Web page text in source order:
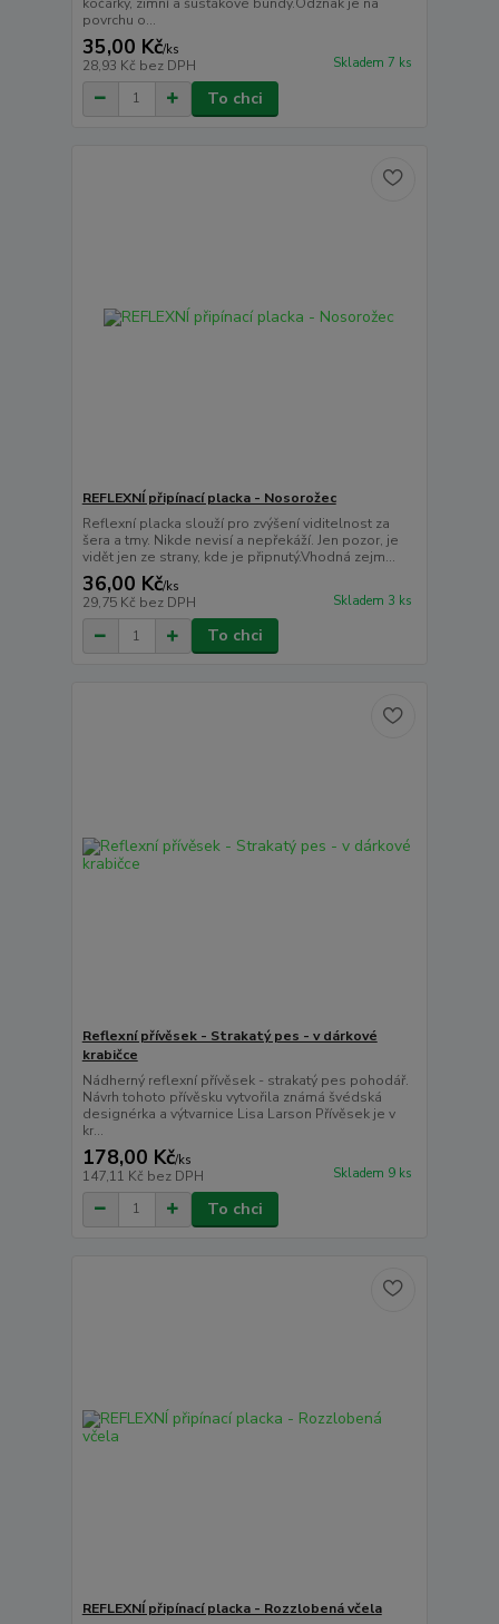
povrchu o...
35,00 Kč/ks
28,93 Kč bez DPH Skladem 7 ks
To chci
REFLEXNÍ připínací placka - Nosorožec
Reflexní placka slouží pro zvýšení viditelnost za
šera a tmy. Nikde nevisí a nepřekáží. Jen pozor, je
vidět jen ze strany, kde je připnutý.Vhodná zejm...
36,00 Kč/ks
29,75 Kč bez DPH Skladem 3 ks
To chci
Reflexní přívěsek - Strakatý pes - v dárkové
krabičce
Nádherný reflexní přívěsek - strakatý pes pohodář.
Návrh tohoto přívěsku vytvořila známá švédská
designérka a výtvarnice Lisa Larson Přívěsek je v
kr...
178,00 Kč/ks
147,11 Kč bez DPH Skladem 9 ks
To chci
REFLEXNÍ připínací placka - Rozzlobená včela